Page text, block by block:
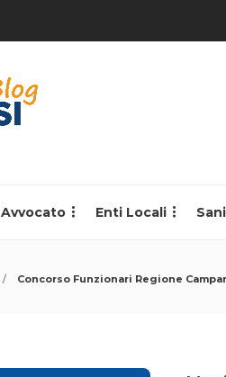
Avvocato Enti Locali
Concorso Funzionari Regione